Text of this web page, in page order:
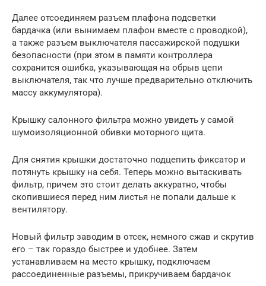
Далее отсоединяем разъем плафона подсветки
бардачка (или вынимаем плафон вместе с проводкой),
а также разъем выключателя пассажирской подушки
безопасности (при этом в памяти контроллера
сохранится ошибка, указывающая на обрыв цепи
выключателя, так что лучше предварительно отключить
массу аккумулятора).
Крышку салонного фильтра можно увидеть у самой
шумоизоляционной обивки моторного щита.
Для снятия крышки достаточно подцепить фиксатор и
потянуть крышку на себя. Теперь можно вытаскивать
фильтр, причем это стоит делать аккуратно, чтобы
скопившиеся перед ним листья не попали дальше к
вентилятору.
Новый фильтр заводим в отсек, немного сжав и скрутив
его – так гораздо быстрее и удобнее. Затем
устанавливаем на место крышку, подключаем
рассоединенные разъемы, прикручиваем бардачок